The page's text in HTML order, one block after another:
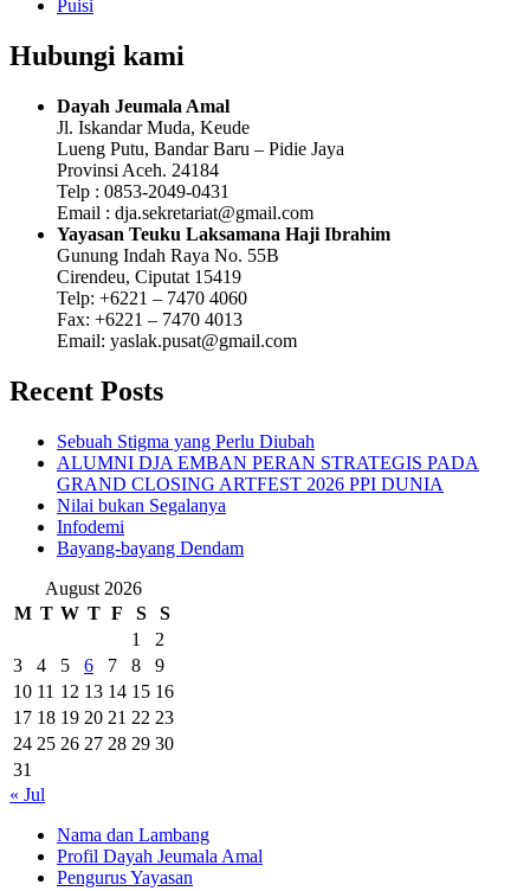
Puisi
Hubungi kami
Dayah Jeumala Amal
Jl. Iskandar Muda, Keude
Lueng Putu, Bandar Baru – Pidie Jaya
Provinsi Aceh. 24184
Telp : 0853-2049-0431
Email : dja.sekretariat@gmail.com
Yayasan Teuku Laksamana Haji Ibrahim
Gunung Indah Raya No. 55B
Cirendeu, Ciputat 15419
Telp: +6221 – 7470 4060
Fax: +6221 – 7470 4013
Email: yaslak.pusat@gmail.com
Recent Posts
Sebuah Stigma yang Perlu Diubah
ALUMNI DJA EMBAN PERAN STRATEGIS PADA
GRAND CLOSING ARTFEST 2026 PPI DUNIA
Nilai bukan Segalanya
Infodemi
Bayang-bayang Dendam
August 2026
M T W T F S
S
1
2
3
4 5 6 7 8
9
10 11 12 13 14 15 16
17 18 19 20 21 22 23
24 25 26 27 28 29 30
31
« Jul
Nama dan Lambang
Profil Dayah Jeumala Amal
Pengurus Yayasan